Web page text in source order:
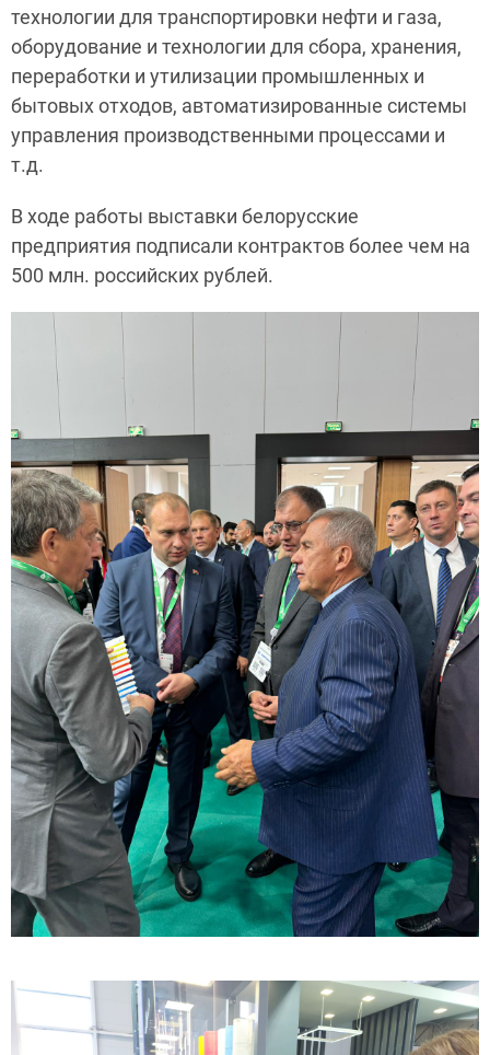
технологии для транспортировки нефти и газа,
оборудование и технологии для сбора, хранения,
переработки и утилизации промышленных и
бытовых отходов, автоматизированные системы
управления производственными процессами и
т.д.
В ходе работы выставки белорусские
предприятия подписали контрактов более чем на
500 млн. российских рублей.